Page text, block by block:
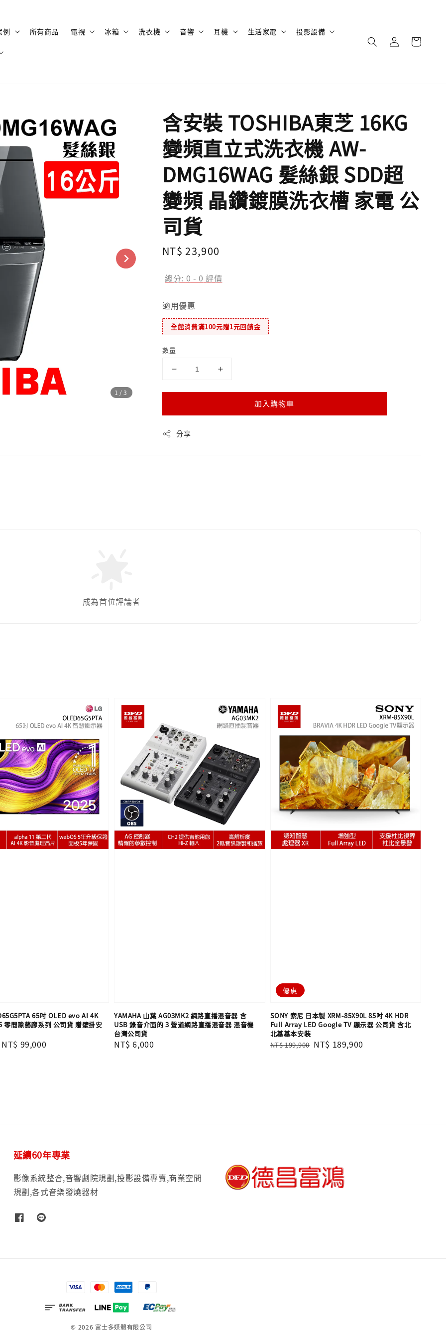
例 所有商品 電視 冰箱 洗衣機 音響 耳機 生活家電 投影設備
1 /3
含安裝 TOSHIBA東芝 16KG
變頻直立式洗衣機 AW-
DMG16WAG 髮絲銀 SDD超
變頻 晶鑽鍍膜洗衣槽 家電 公
司貨
Regular
NT$ 23,900
總分: 0 - 0 評價
適用優惠
全館消費滿100元贈1元回饋金
數量
加入購物車
分享
成為首位評論者
65吋 OLED evo AI 4K
零間隙藝廊系列 公司貨 贈壁掛安
Sale
NT$ 99,000
YAMAHA 山葉 AG03MK2 網路直播混音器 含
USB 錄音介面的 3 聲道網路直播混音器 混音機
台灣公司貨
Regular
NT$ 6,000
優惠
SONY 索尼 日本製 XRM-85X90L 85吋 4K HDR
Full Array LED Google TV 顯示器 公司貨 含北
北基基本安裝
Regular
NT$ 199,900 Sale
NT$ 189,900
延續60年專業
影像系統整合,音響劇院規劃,投影設備專賣,商業空間
規劃,各式音樂發燒器材
© 2026 富士多媒體有限公司